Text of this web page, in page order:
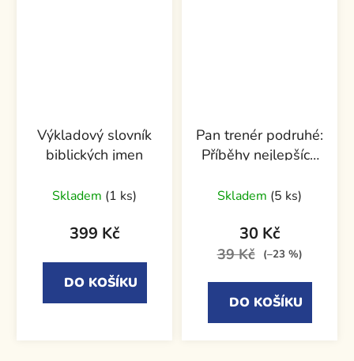
Výkladový slovník
biblických jmen
Skladem (1 ks)
399 Kč
DO KOŠÍKU
Pan trenér podruhé:
Příběhy nejlepších
sportu
Skladem (5 ks)
30 Kč
39 Kč (–23 %)
DO KOŠÍKU